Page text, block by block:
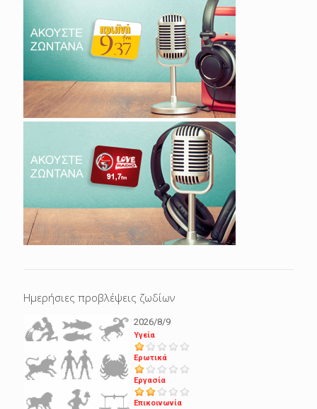
Ημερήσιες προβλέψεις ζωδίων
2026/8/9
Υγεία
Ερωτικά
Εργασία
Επικοινωνία